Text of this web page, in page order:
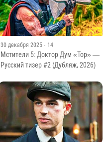
30 декабря 2025 · 14
Мстители 5: Доктор Дум «Тор» —
Русский тизер #2 (Дубляж, 2026)